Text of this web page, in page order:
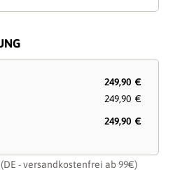
249,90 €
249,90 €
249,90 €
(DE - versandkostenfrei ab 99€)